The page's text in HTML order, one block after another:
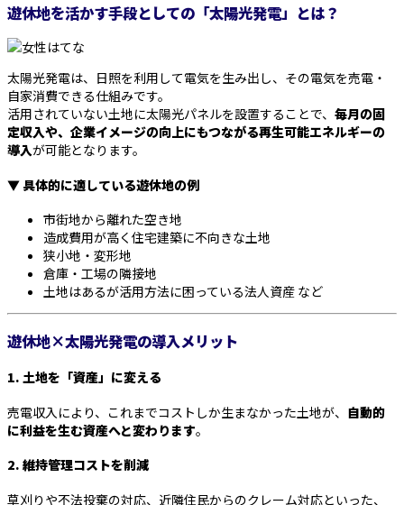
遊休地を活かす手段としての「太陽光発電」とは？
太陽光発電は、日照を利用して電気を生み出し、その電気を売電・
自家消費できる仕組みです。
活用されていない土地に太陽光パネルを設置することで、 毎月の固
定収入や、企業イメージの向上にもつながる再生可能エネルギーの
導入が可能となります。
▼ 具体的に適している遊休地の例
市街地から離れた空き地
造成費用が高く住宅建築に不向きな土地
狭小地・変形地
倉庫・工場の隣接地
土地はあるが活用方法に困っている法人資産 など
遊休地×太陽光発電の導入メリット
1. 土地を「資産」に変える
売電収入により、これまでコストしか生まなかった土地が、 自動的
に利益を生む資産へと変わります。
2. 維持管理コストを削減
草刈りや不法投棄の対応、近隣住民からのクレーム対応といった、